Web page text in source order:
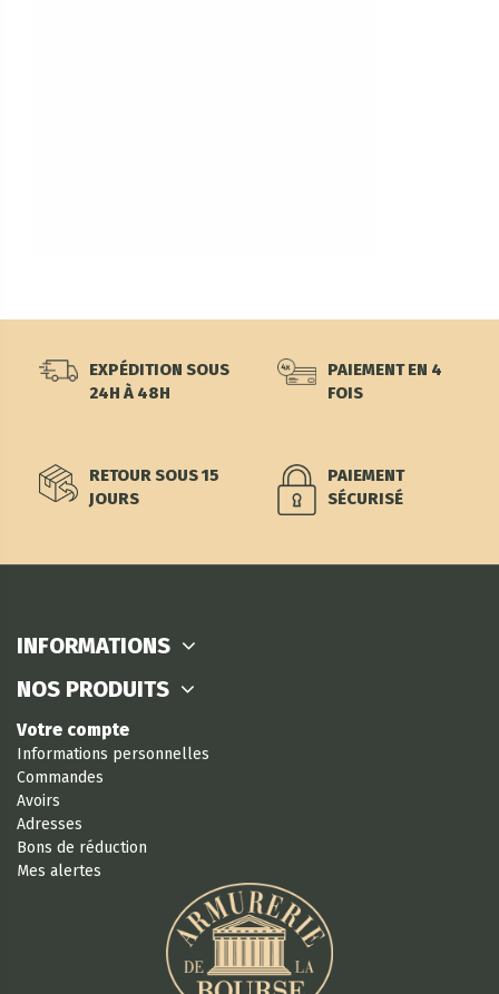
EXPÉDITION SOUS
24H À 48H
PAIEMENT EN 4
FOIS
RETOUR SOUS 15
JOURS
PAIEMENT
SÉCURISÉ
INFORMATIONS
NOS PRODUITS
Votre compte
Informations personnelles
Commandes
Avoirs
Adresses
Bons de réduction
Mes alertes